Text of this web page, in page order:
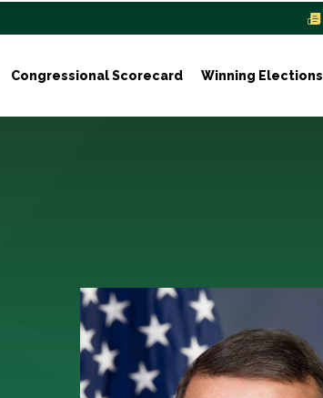
Congressional Scorecard Winning Elections